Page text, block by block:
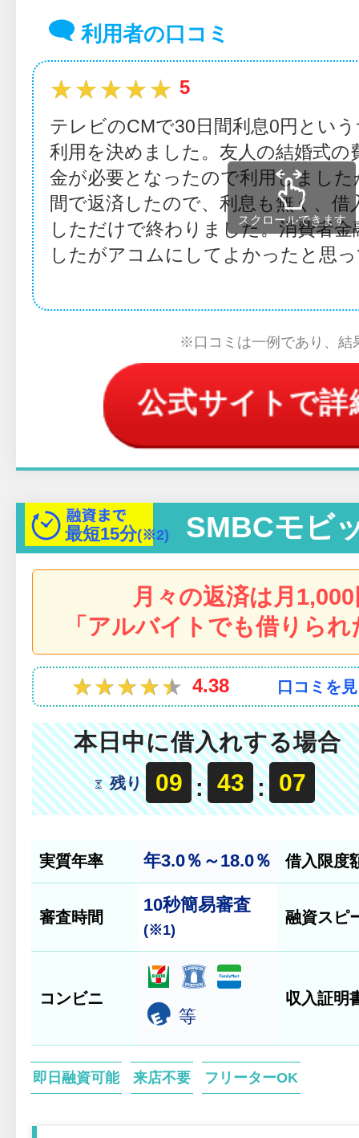
利用者の口コミ
★★★★★
★★★★★ 5
テレビのCMで30日間利息0円とい
利用を決めました。友人の結婚式の
金が必要となったので利用しまし
間で返済したので、利息も無く、借
しただけで終わりました。消費者
したがアコムにしてよかったと思
スクロールできます
※口コミは一例であり、結
公式サイトで詳
最短15分(※2) SMBCモビ
月々の返済は月
「アルバイトでも借りら
★★★★★
★★★★★ 4.38 口コミを
本日中に借入れする場合
残り 09 : 43 : 06
実質年率 年3.0％～18.0％ 借入限度
審査時間
10秒簡易審査
(※1)
融資スピ
コンビニ
等
収入証明
即日融資可能 来店不要 フリーターOK